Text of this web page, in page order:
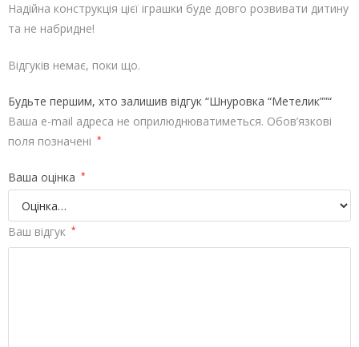
Надійна конструкція цієї іграшки буде довго розвивати дитину
та не набридне!
Відгуків немає, поки що.
Будьте першим, хто залишив відгук “Шнуровка “Метелик””“
Ваша e-mail адреса не оприлюднюватиметься. Обов’язкові
поля позначені *
Ваша оцінка *
Ваш відгук *